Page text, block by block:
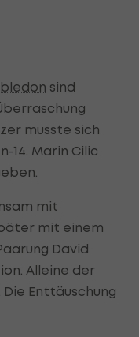
sind
musste sich
14. Marin Cilic
mit
mit einem
David
Alleine der
Enttäuschung